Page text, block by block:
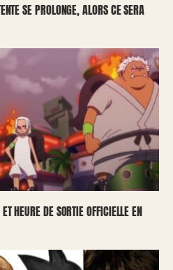
SE PROLONGE, ALORS CE SERA
HEURE DE SORTIE OFFICIELLE EN